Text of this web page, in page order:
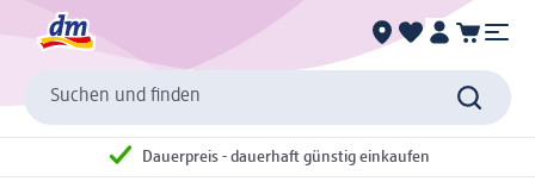
Suchen und finden
Dauerpreis - dauerhaft günstig einkaufen